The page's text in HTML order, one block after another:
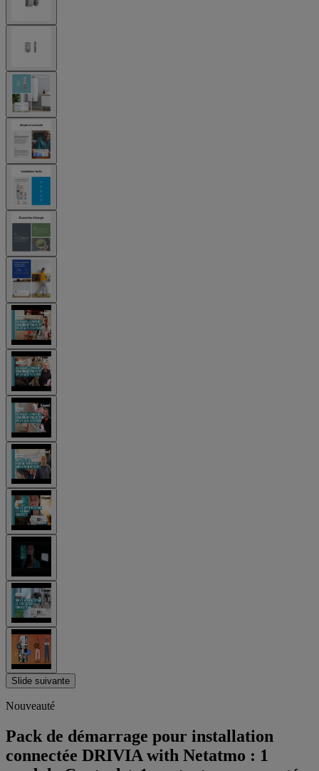
Slide suivante
Nouveauté
Pack de démarrage pour installation
connectée DRIVIA with Netatmo : 1